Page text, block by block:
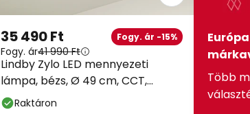
Lindby Zylo LED mennyezeti
lámpa, bézs, Ø 49 cm, CCT,
dimmelhető
35 490 Ft Fogy. ár -15%
Fogy. ár41 990 Ft
Raktáron
Több